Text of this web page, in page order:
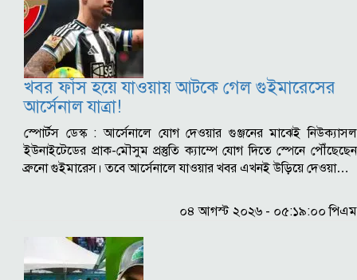
খবর ফাঁস হয়ে যাওয়ায় আটকে গেল গুইমারেসের
আর্সেনাল যাত্রা!
স্পোর্টস ডেস্ক : আর্সেনালে যোগ দেওয়ার গুঞ্জনের মাঝেই নিউক্যাসল
ইউনাইটেডের প্রাক-মৌসুম প্রস্তুতি ক্যাম্পে যোগ দিতে স্পেনে পৌঁছেছেন
ব্রুনো গুইমারেস। তবে আর্সেনালে যাওয়ার খবর এখনই উড়িয়ে দেওয়া…
০৪ আগস্ট ২০২৬ - ০৫:১৯:০০ পিএম